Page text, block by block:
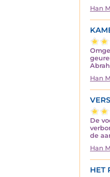
Han
Han
De
de
Han
HET